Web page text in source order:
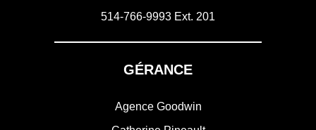
514-766-9993 Ext. 201
GÉRANCE
Agence Goodwin